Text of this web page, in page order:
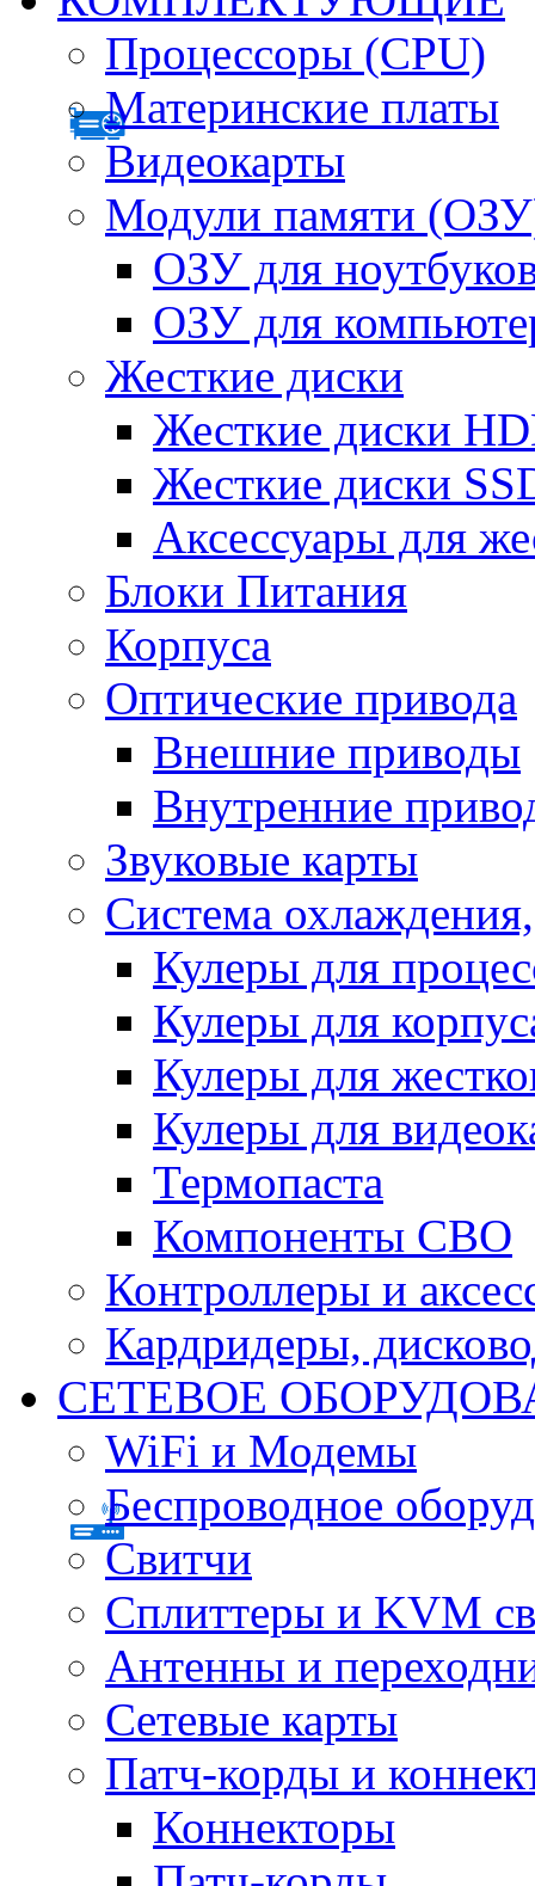
Процессоры (CPU)
Материнские платы
Видеокарты
Модули памяти
ОЗУ для
ОЗУ для
Жесткие диски
Жесткие диски
Жесткие диски
Аксессуары для
Блоки Питания
Корпуса
Оптические привода
Внешние приводы
Внутренние
Звуковые карты
Система
Кулеры для
Кулеры для
Кулеры для
Кулеры для
Термопаста
Компоненты СВО
Контроллеры и
Кардридеры,
СЕТЕВОЕ
WiFi и Модемы
Беспроводное
Свитчи
Сплиттеры и KVM
Антенны и
Сетевые карты
Патч-корды и
Коннекторы